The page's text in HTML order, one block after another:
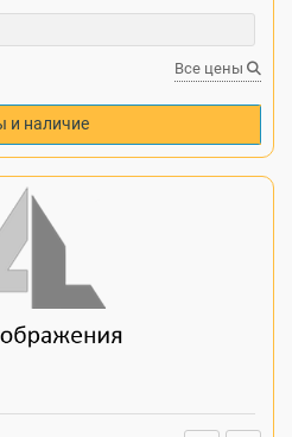
Все цены
и наличие